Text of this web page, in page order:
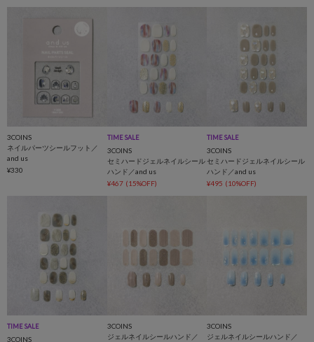
3COINS
ネイルパーツシールフット／
and us
¥330
TIME SALE
3COINS
セミハードジェルネイルシール
ハンド／and us
¥467 (15%OFF)
TIME SALE
3COINS
セミハードジェルネイルシール
ハンド／and us
¥495 (10%OFF)
TIME SALE
3COINS
3COINS
ジェルネイルシールハンド／
3COINS
ジェルネイルシールハンド／